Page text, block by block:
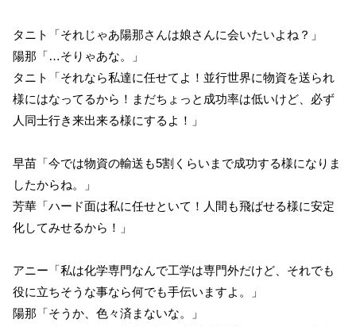
タニト「それじゃあ陽那さんは娘さんに会いたいよね？」
陽那「…そりゃあな。」
タニト「それなら私達に任せてよ！並行世界に物資を送られ
様にはなってるから！まだちょっと成功率は低いけど、必ず
人同士行き来出来る様にするよ！」
早苗「今では物資の輸送も5割くらいまで成功する様になりま
したからね。」
芳華「ハード面は私に任せといて！人間も飛ばせる様に安定
化してみせるから！」
アニー「私は化学専門なんで工学は専門外だけど、それでも
役に立ちそうな事なら何でも手伝いますよ。」
陽那「そうか、色々済まないな。」